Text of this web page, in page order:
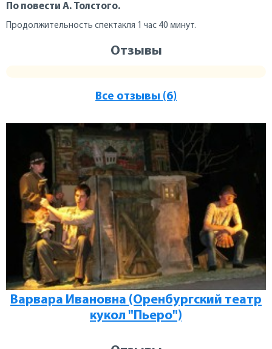
По повести А. Толстого.
Продолжительность спектакля 1 час 40 минут.
Отзывы
Все отзывы (6)
Варвара Ивановна (Оренбургский театр
кукол "Пьеро")